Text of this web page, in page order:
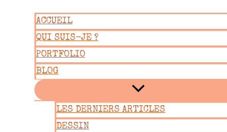
contenu
ACCUEIL
QUI SUIS-JE ?
PORTFOLIO
BLOG
LES DERNIERS ARTICLES
DESSIN